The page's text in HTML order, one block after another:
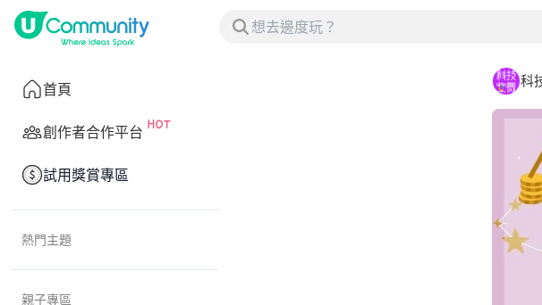
首頁
創作者合作平台
試用獎賞專區
熱門主題
親子專區
科